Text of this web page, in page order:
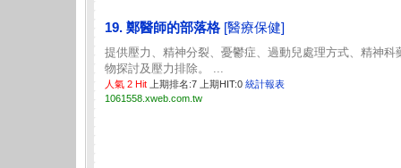
19. 鄭醫師的部落格 [醫療保健]
提供壓力、精神分裂、憂鬱症、過動兒處理方式、精神科
物探討及壓力排除。 ...
人氣 2 Hit 上期排名:7 上期HIT:0 統計報表
1061558.xweb.com.tw